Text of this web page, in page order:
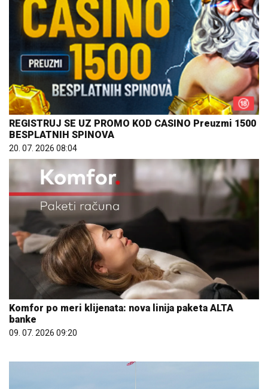
REGISTRUJ SE UZ PROMO KOD CASINO Preuzmi 1500
BESPLATNIH SPINOVA
20. 07. 2026 08:04
Komfor po meri klijenata: nova linija paketa ALTA
banke
09. 07. 2026 09:20